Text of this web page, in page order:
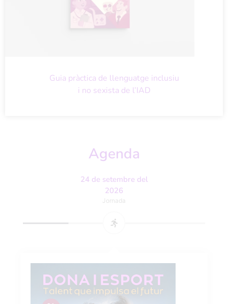
Guia pràctica de llenguatge inclusiu
i no sexista de l’IAD
Agenda
24 de setembre del
2026
Jornada